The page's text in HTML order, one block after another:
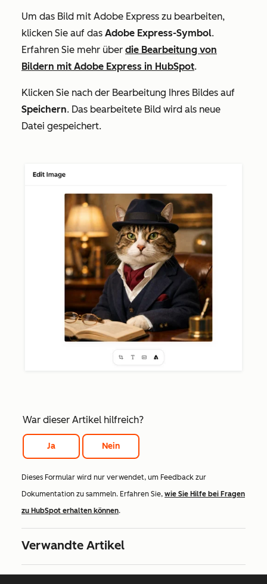
Um das Bild mit Adobe Express zu bearbeiten,
klicken Sie auf das Adobe Express-Symbol.
Erfahren Sie mehr über die Bearbeitung von
Bildern mit Adobe Express in HubSpot.
Klicken Sie nach der Bearbeitung Ihres Bildes auf
Speichern. Das bearbeitete Bild wird als neue
Datei gespeichert.
War dieser Artikel hilfreich?
Ja Nein
Dieses Formular wird nur verwendet, um Feedback zur
Dokumentation zu sammeln. Erfahren Sie, wie Sie Hilfe bei Fragen
zu HubSpot erhalten können.
Verwandte Artikel